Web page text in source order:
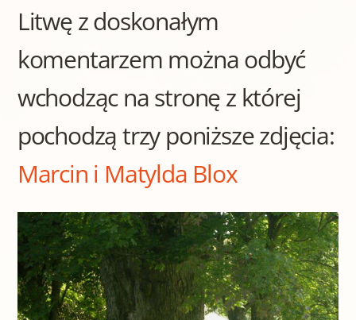
Litwę z doskonałym
komentarzem można odbyć
wchodząc na stronę z której
pochodzą trzy poniższe zdjęcia:
Marcin i Matylda Blox